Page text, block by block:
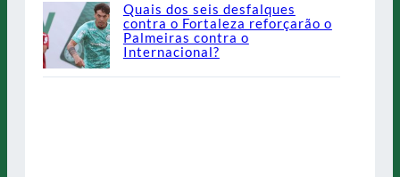
Quais dos seis desfalques
contra o Fortaleza reforçarão o
Palmeiras contra o
Internacional?